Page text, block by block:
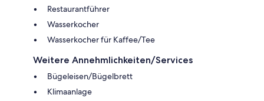
Restaurantführer
Wasserkocher
Wasserkocher für Kaffee/Tee
Weitere Annehmlichkeiten/Services
Bügeleisen/Bügelbrett
Klimaanlage